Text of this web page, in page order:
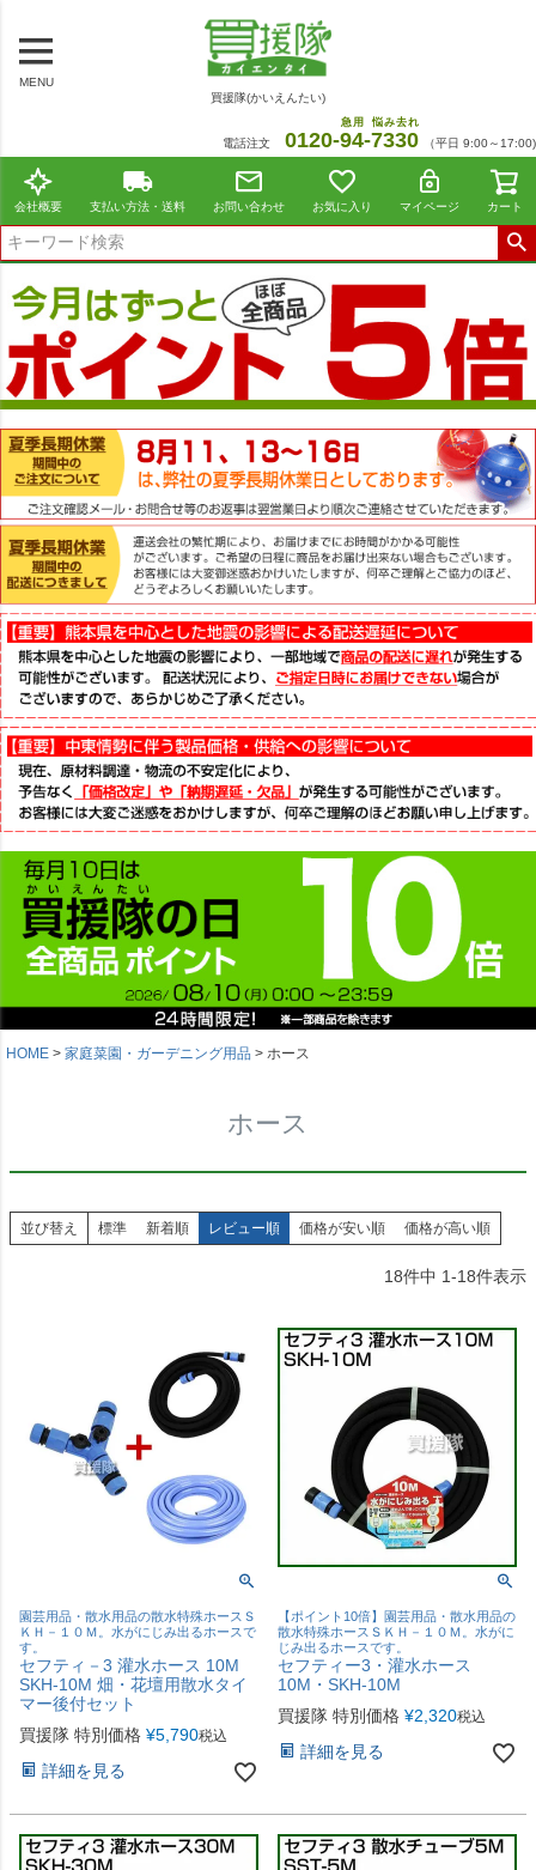
MENU
買援隊(かいえんたい)
電話注文 0120-94
急用
-7330
悩み去れ
（平日 9:00～17:00)
会社概要 支払い方法・送料 お問い合わせ お気に入り マイページ カート
HOME 家庭菜園・ガーデニング用品 ホース
ホース
並び替え 標準 新着順 レビュー順 価格が安い順 価格が高い順
18件中 1-18件表示
園芸用品・散水用品の散水特殊ホースＳ
ＫＨ－１０Ｍ。水がにじみ出るホースで
す。
セフティ－3 灌水ホース 10M
SKH-10M 畑・花壇用散水タイ
マー後付セット
買援隊 特別価格 ¥5,790税込
詳細を見る
【ポイント10倍】園芸用品・散水用品の
散水特殊ホースＳＫＨ－１０Ｍ。水がに
じみ出るホースです。
セフティー3・灌水ホース
10M・SKH-10M
買援隊 特別価格 ¥2,320税込
詳細を見る